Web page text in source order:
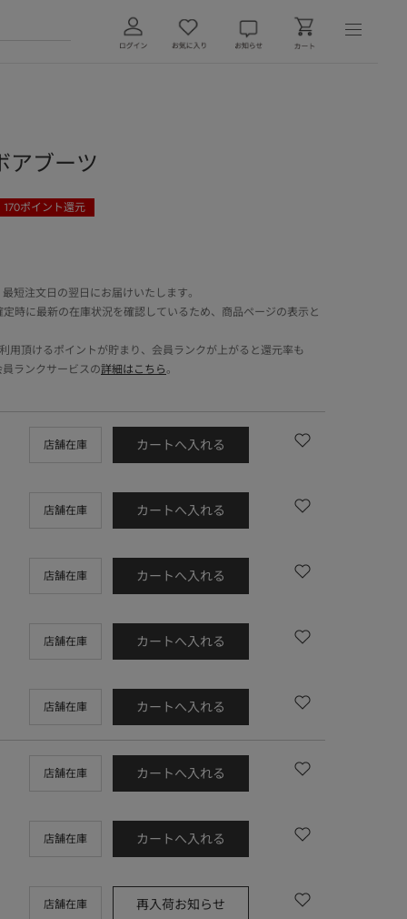
アブーツ
170ポイント還元
短注文日の翌日にお届けいたします。
時に最新の在庫状況を確認しているため、商品ページの表示と
用頂けるポイントが貯まり、会員ランクが上がると還元率も
ランクサービスの詳細はこちら。
店舗在庫 カートへ入れる
店舗在庫 カートへ入れる
店舗在庫 カートへ入れる
店舗在庫 カートへ入れる
店舗在庫 カートへ入れる
店舗在庫 カートへ入れる
店舗在庫 カートへ入れる
店舗在庫 再入荷お知らせ